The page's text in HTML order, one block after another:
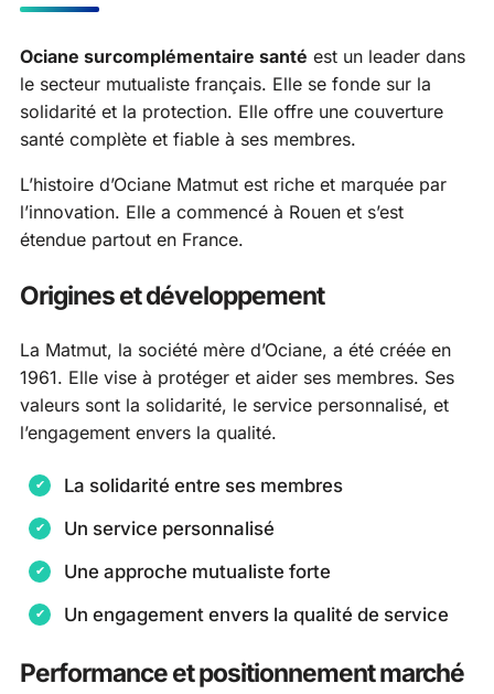
Ociane surcomplémentaire santé est un leader dans
le secteur mutualiste français. Elle se fonde sur la
solidarité et la protection. Elle offre une couverture
santé complète et fiable à ses membres.
L’histoire d’Ociane Matmut est riche et marquée par
l’innovation. Elle a commencé à Rouen et s’est
étendue partout en France.
Origines et développement
La Matmut, la société mère d’Ociane, a été créée en
1961. Elle vise à protéger et aider ses membres. Ses
valeurs sont la solidarité, le service personnalisé, et
l’engagement envers la qualité.
La solidarité entre ses membres
Un service personnalisé
Une approche mutualiste forte
Un engagement envers la qualité de service
Performance et positionnement marché